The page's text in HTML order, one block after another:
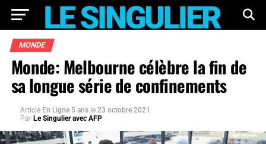
MONDE
Monde: Melbourne célèbre la fin de
sa longue série de confinements
Article En Ligne 5 ans le 23 octobre 2021
Par Le Singulier avec AFP